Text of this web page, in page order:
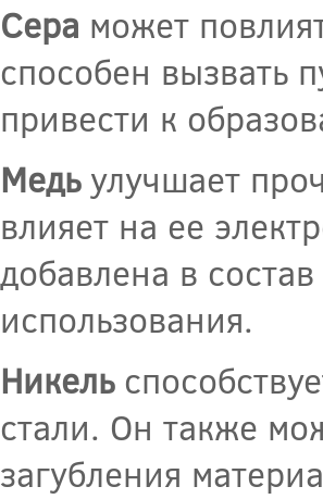
Сера может
способен вызвать
привести к
Медьулучшает
влияет на ее
добавлена в
использования.
Никель
стали. Он также
загубления